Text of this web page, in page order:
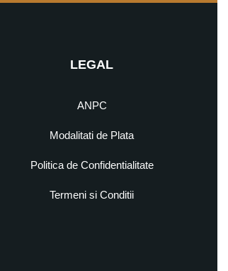
LEGAL
ANPC
Modalitati de Plata
Politica de Confidentialitate
Termeni si Conditii